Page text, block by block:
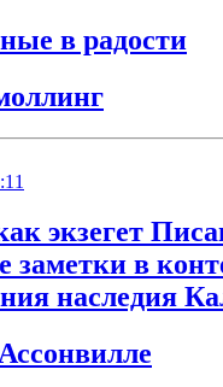
в радости
экзегет
заметки в
наследия